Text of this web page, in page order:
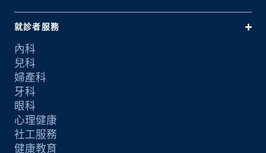
就診者服務
內科
兒科
婦產科
牙科
眼科
心理健康
社工服務
健康教育